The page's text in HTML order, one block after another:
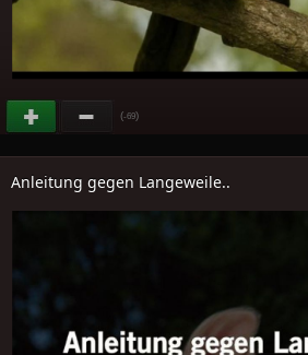
(-69)
Anleitung gegen Langeweile..